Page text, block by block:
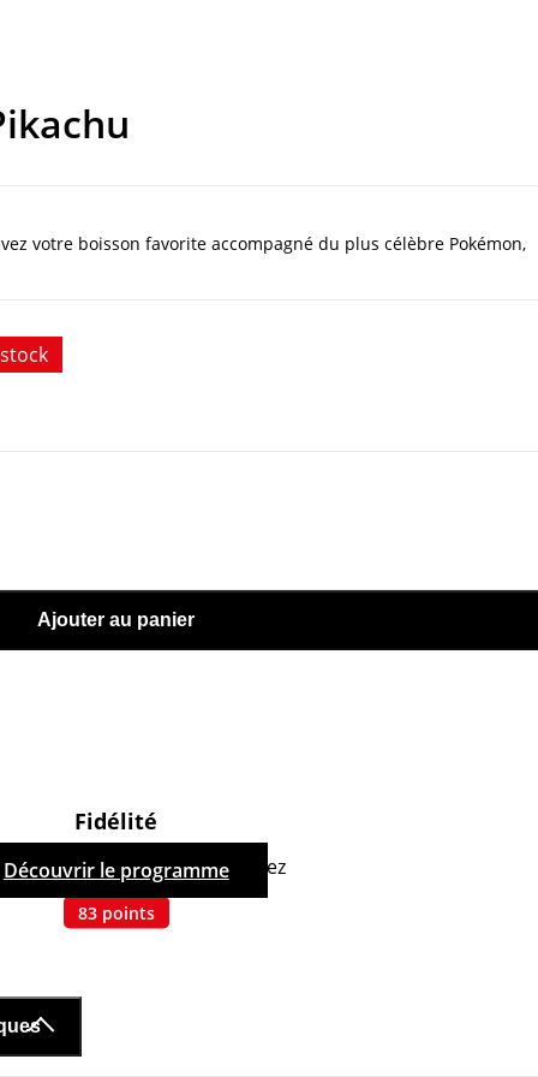
votre boisson favorite accompagné du plus célèbre Pokémon,
Ajouter au panier
Fidélité
ce produit, vous cumulez
83 points
Découvrir le programme